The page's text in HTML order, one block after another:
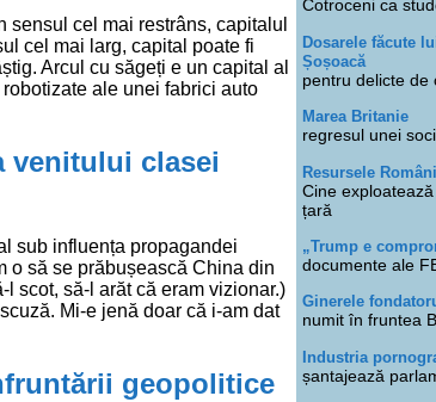
sensul cel mai restrâns, capitalul
cel mai larg, capital poate fi
Arcul cu săgeți e un capital al
ale unei fabrici auto
venitului clasei
sub influența propagandei
o să se prăbușească China din
scot, să-l arăt că eram vizionar.)
Mi-e jenă doar că i-am dat
geopolitice
Cotroceni ca
Dosarele făcute
Șoșoacă
pentru delicte de
Marea Britanie
regresul unei
Resursele
Cine
țară
„Trump e
documente ale
Ginerele
numit în fruntea
Industria
șantajează